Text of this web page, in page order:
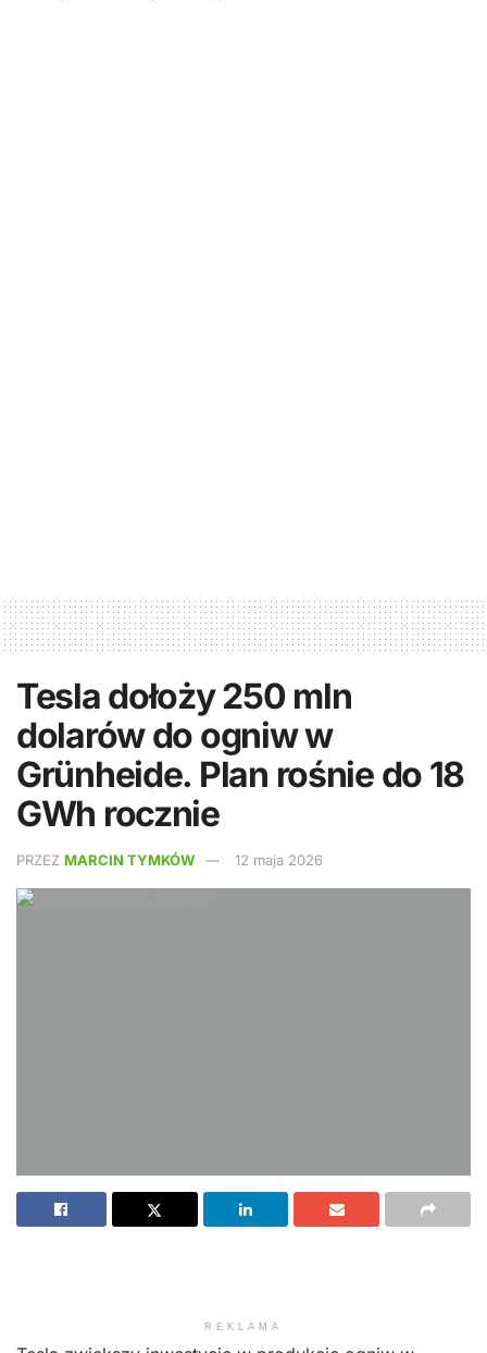
Tesla dołoży 250 mln
dolarów do ogniw w
Grünheide. Plan rośnie do 18
GWh rocznie
PRZEZ MARCIN TYMKÓW 12 maja 2026
REKLAMA